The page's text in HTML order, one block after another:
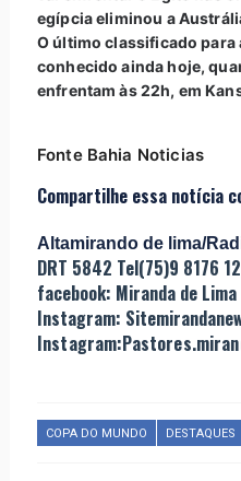
egípcia eliminou a
O último classificado para
conhecido ainda hoje,
enfrentam às 22h, em
Fonte Bahia Noticias
Compartilhe essa notícia
Altamirando de lima/
DRT 5842 Tel(75)9 8176
facebook: Miranda de Lima
Instagram:
COPA DO MUNDO DESTAQUES